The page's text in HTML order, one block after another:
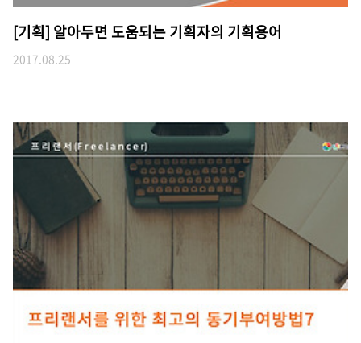
[기획] 알아두면 도움되는 기획자의 기획용어
2017.08.25